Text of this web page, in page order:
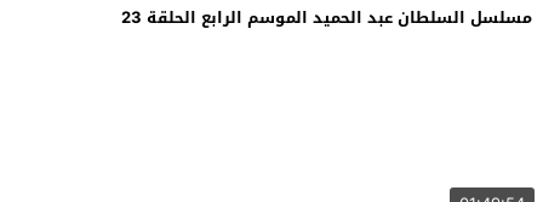
مسلسل السلطان عبد الحميد الموسم الرابع الحلقة 23